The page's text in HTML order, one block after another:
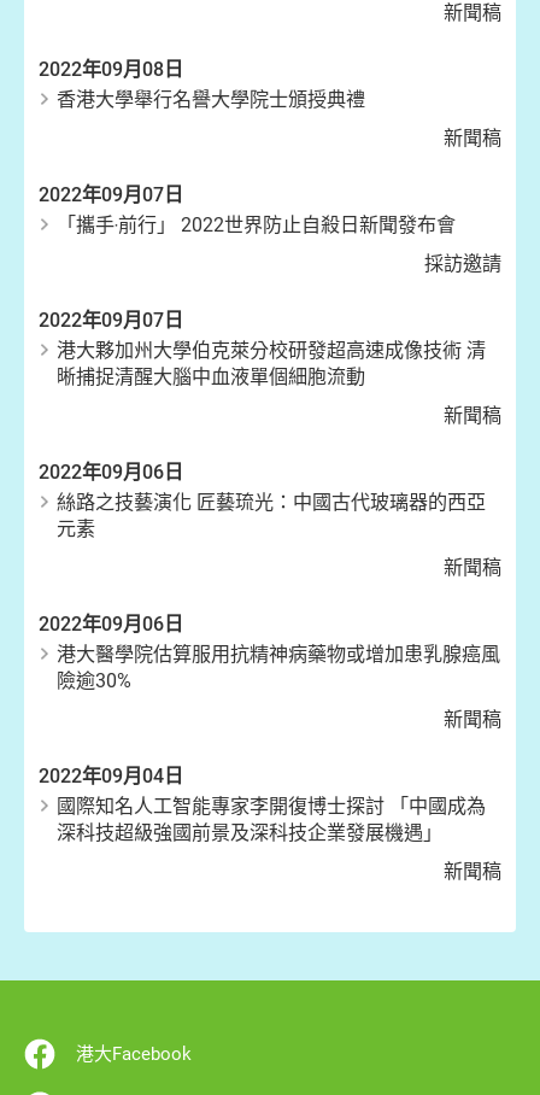
新聞稿
2022年09月08日
香港大學舉行名譽大學院士頒授典禮
新聞稿
2022年09月07日
「攜手‧前行」 2022世界防止自殺日新聞發布會
採訪邀請
2022年09月07日
港大夥加州大學伯克萊分校研發超高速成像技術 清
晰捕捉清醒大腦中血液單個細胞流動
新聞稿
2022年09月06日
絲路之技藝演化 匠藝琉光：中國古代玻璃器的西亞
元素
新聞稿
2022年09月06日
港大醫學院估算服用抗精神病藥物或增加患乳腺癌風
險逾30%
新聞稿
2022年09月04日
國際知名人工智能專家李開復博士探討 「中國成為
深科技超級強國前景及深科技企業發展機遇」
新聞稿
港大Facebook